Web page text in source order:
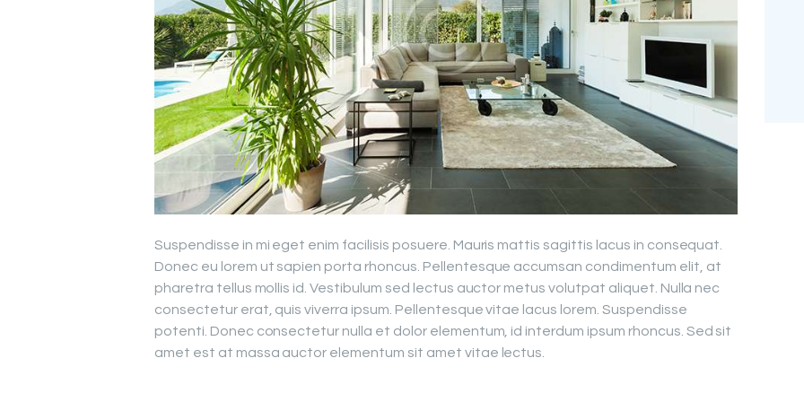
Suspendisse in mi eget enim facilisis posuere. Mauris mattis sagittis lacus in consequat.
Donec eu lorem ut sapien porta rhoncus. Pellentesque accumsan condimentum elit, at
pharetra tellus mollis id. Vestibulum sed lectus auctor metus volutpat aliquet. Nulla nec
consectetur erat, quis viverra ipsum. Pellentesque vitae lacus lorem. Suspendisse
potenti. Donec consectetur nulla et dolor elementum, id interdum ipsum rhoncus. Sed sit
amet est at massa auctor elementum sit amet vitae lectus.